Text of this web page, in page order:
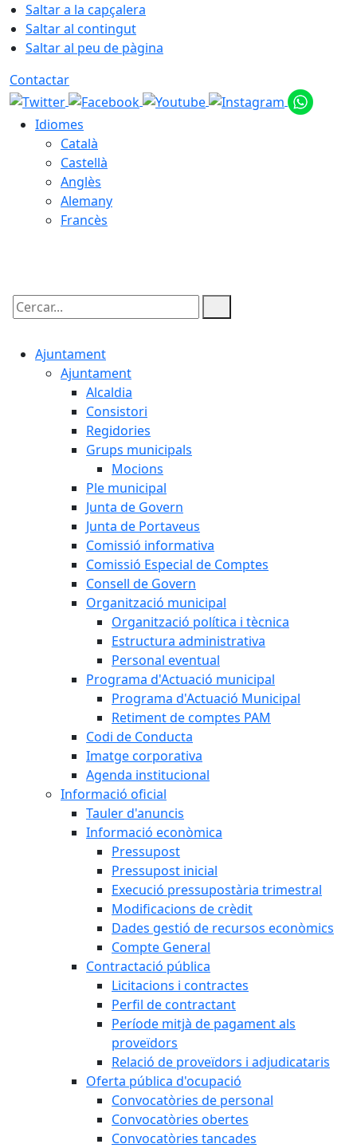
Saltar a la capçalera
Saltar al contingut
Saltar al peu de pàgina
Contactar
Idiomes
Català
Castellà
Anglès
Alemany
Francès
Cercar:
Ajuntament
Ajuntament
Alcaldia
Consistori
Regidories
Grups municipals
Mocions
Ple municipal
Junta de Govern
Junta de Portaveus
Comissió informativa
Comissió Especial de Comptes
Consell de Govern
Organització municipal
Organització política i tècnica
Estructura administrativa
Personal eventual
Programa d'Actuació municipal
Programa d'Actuació Municipal
Retiment de comptes PAM
Codi de Conducta
Imatge corporativa
Agenda institucional
Informació oficial
Tauler d'anuncis
Informació econòmica
Pressupost
Pressupost inicial
Execució pressupostària trimestral
Modificacions de crèdit
Dades gestió de recursos econòmics
Compte General
Contractació pública
Licitacions i contractes
Perfil de contractant
Període mitjà de pagament als
proveïdors
Relació de proveïdors i adjudicataris
Oferta pública d'ocupació
Convocatòries de personal
Convocatòries obertes
Convocatòries tancades